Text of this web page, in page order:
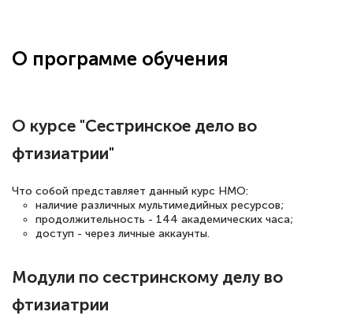
большое количество методических
Знаток города 5 уровня
18 марта 2026
повышения квалификации "Эксперт ЕГЭ по
русскому языку и литературе". Много
О программе обучения
О курсе "Сестринское дело во
фтизиатрии"
Что собой представляет данный курс НМО:
наличие различных мультимедийных ресурсов;
продолжительность - 144 академических часа;
доступ - через личные аккаунты.
Модули по сестринскому делу во
фтизиатрии